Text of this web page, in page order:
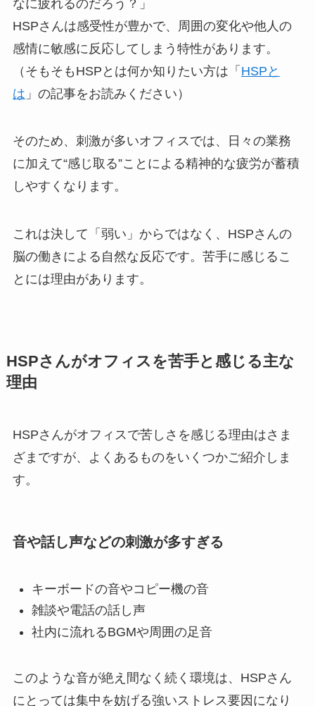
なに疲れるのだろう？」
HSPさんは感受性が豊かで、周囲の変化や他人の
感情に敏感に反応してしまう特性があります。
（そもそもHSPとは何か知りたい方は「 HSPと
は 」の記事をお読みください）
そのため、刺激が多いオフィスでは、日々の業務
に加えて“感じ取る”ことによる精神的な疲労が蓄積
しやすくなります。
これは決して「弱い」からではなく、HSPさんの
脳の働きによる自然な反応です。苦手に感じるこ
とには理由があります。
HSPさんがオフィスを苦手と感じる主な
理由
HSPさんがオフィスで苦しさを感じる理由はさま
ざまですが、よくあるものをいくつかご紹介しま
す。
音や話し声などの刺激が多すぎる
キーボードの音やコピー機の音
雑談や電話の話し声
社内に流れるBGMや周囲の足音
このような音が絶え間なく続く環境は、HSPさん
にとっては集中を妨げる強いストレス要因になり